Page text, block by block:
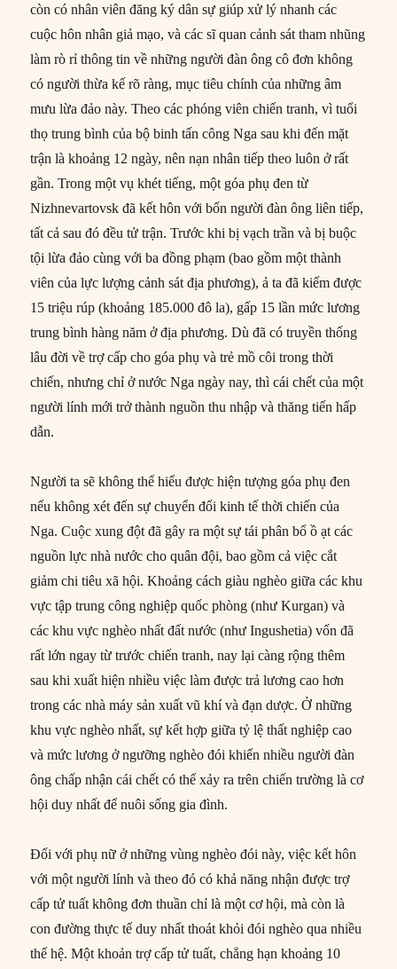
còn có nhân viên đăng ký dân sự giúp xử lý nhanh các
cuộc hôn nhân giả mạo, và các sĩ quan cảnh sát tham nhũng
làm rò rỉ thông tin về những người đàn ông cô đơn không
có người thừa kế rõ ràng, mục tiêu chính của những âm
mưu lừa đảo này. Theo các phóng viên chiến tranh, vì tuổi
thọ trung bình của bộ binh tấn công Nga sau khi đến mặt
trận là khoảng 12 ngày, nên nạn nhân tiếp theo luôn ở rất
gần. Trong một vụ khét tiếng, một góa phụ đen từ
Nizhnevartovsk đã kết hôn với bốn người đàn ông liên tiếp,
tất cả sau đó đều tử trận. Trước khi bị vạch trần và bị buộc
tội lừa đảo cùng với ba đồng phạm (bao gồm một thành
viên của lực lượng cảnh sát địa phương), ả ta đã kiếm được
15 triệu rúp (khoảng 185.000 đô la), gấp 15 lần mức lương
trung bình hàng năm ở địa phương. Dù đã có truyền thống
lâu đời về trợ cấp cho góa phụ và trẻ mồ côi trong thời
chiến, nhưng chỉ ở nước Nga ngày nay, thì cái chết của một
người lính mới trở thành nguồn thu nhập và thăng tiến hấp
dẫn.
Người ta sẽ không thể hiểu được hiện tượng góa phụ đen
nếu không xét đến sự chuyển đổi kinh tế thời chiến của
Nga. Cuộc xung đột đã gây ra một sự tái phân bổ ồ ạt các
nguồn lực nhà nước cho quân đội, bao gồm cả việc cắt
giảm chi tiêu xã hội. Khoảng cách giàu nghèo giữa các khu
vực tập trung công nghiệp quốc phòng (như Kurgan) và
các khu vực nghèo nhất đất nước (như Ingushetia) vốn đã
rất lớn ngay từ trước chiến tranh, nay lại càng rộng thêm
sau khi xuất hiện nhiều việc làm được trả lương cao hơn
trong các nhà máy sản xuất vũ khí và đạn dược. Ở những
khu vực nghèo nhất, sự kết hợp giữa tỷ lệ thất nghiệp cao
và mức lương ở ngưỡng nghèo đói khiến nhiều người đàn
ông chấp nhận cái chết có thể xảy ra trên chiến trường là cơ
hội duy nhất để nuôi sống gia đình.
Đối với phụ nữ ở những vùng nghèo đói này, việc kết hôn
với một người lính và theo đó có khả năng nhận được trợ
cấp tử tuất không đơn thuần chỉ là một cơ hội, mà còn là
con đường thực tế duy nhất thoát khỏi đói nghèo qua nhiều
thế hệ. Một khoản trợ cấp tử tuất, chẳng hạn khoảng 10